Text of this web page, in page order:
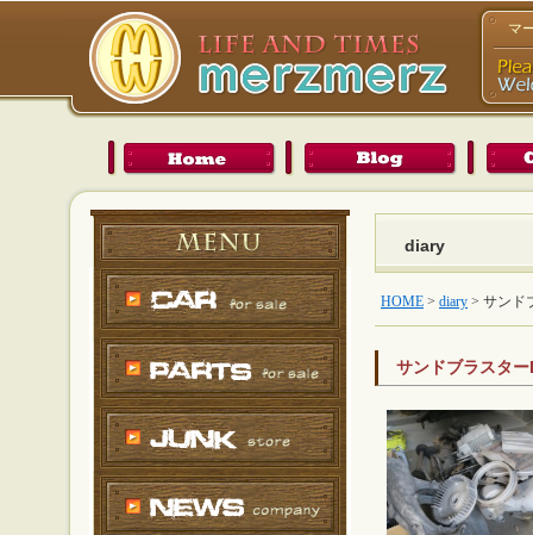
マ
diary
HOME > diary > サンド
サンドブラスタ